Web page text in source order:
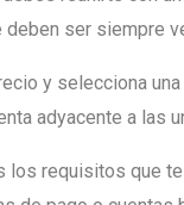
deben ser siempre
y selecciona
adyacente a las
los requisitos que